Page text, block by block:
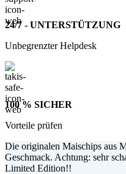
24/7 - UNTERSTÜTZUNG
Unbegrenzter Helpdesk
100 % SICHER
Vorteile prüfen
Die originalen Maischips aus
Geschmack. Achtung: sehr
Limited Edition!!